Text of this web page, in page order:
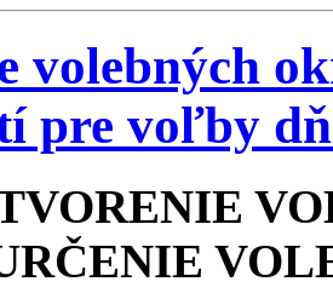
volebných
pre voľby